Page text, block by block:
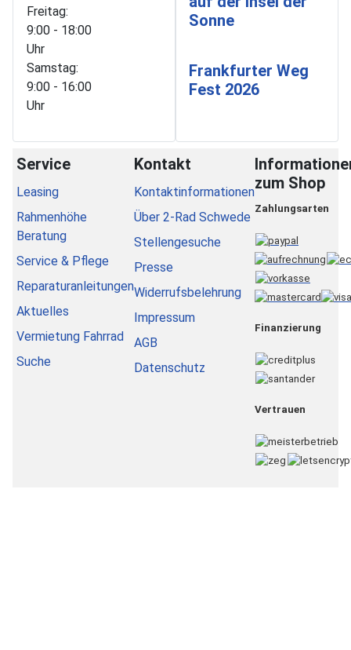
Freitag:
9:00 - 18:00
Uhr
Samstag:
9:00 - 16:00
Uhr
Sonne
Frankfurter Weg
Fest 2026
Service
Leasing
Rahmenhöhe
Beratung
Service & Pflege
Reparaturanleitungen
Aktuelles
Vermietung Fahrrad
Suche
Kontakt
Kontaktinformationen
Über 2-Rad Schwede
Stellengesuche
Presse
Widerrufsbelehrung
Impressum
AGB
Datenschutz
zum Shop
Zahlungsarten
Finanzierung
Vertrauen